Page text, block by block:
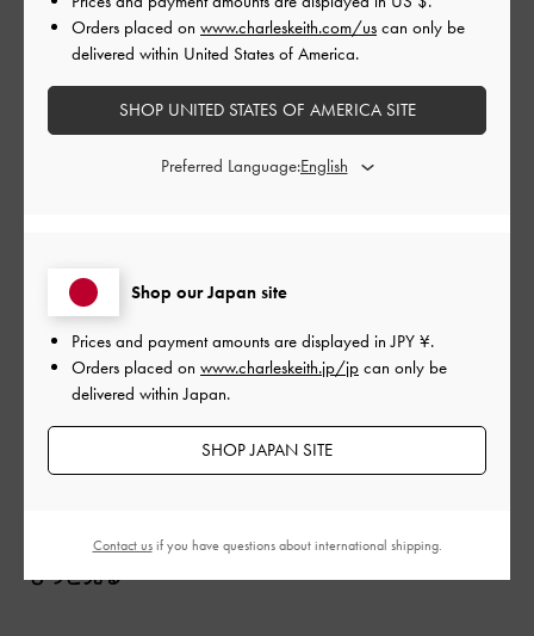
ご利用者様
デザインが可愛くて即買いしま
した><
基本的にどんな服装でも似合うので使い勝手が良さそうです！
サイズ: 37/23.5cm
デザイン
もっと見る
2023-11-27
Shop our Japan site
Prices and payment amounts are displayed inJPY ¥.
Orders placed on www.charleskeith.jp/jp can only be
delivered within Japan.
SHOP JAPAN SITE
Orders placed on www.charleskeith.com/us can only be
delivered within United States of America.
SHOP UNITED STATES OF AMERICA SITE
Preferred Language:
Contact usif you have questions about international shipping.